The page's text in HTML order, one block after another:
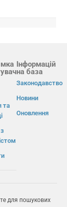
та
Інформацій
на база
Законодавство
Новини
Оновлення
для пошукових